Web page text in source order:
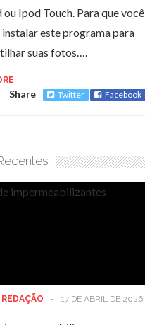
Ipod Touch. Para que você
este programa para
suas fotos….
Share Twitter Facebook
REDAÇÃO - 17 DE ABRIL DE 2026